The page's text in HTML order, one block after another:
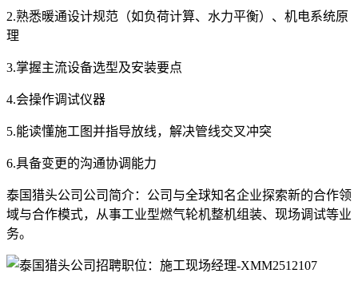
2.熟悉暖通设计规范（如负荷计算、水力平衡）、机电系统原
理
3.掌握主流设备选型及安装要点
4.会操作调试仪器
5.能读懂施工图并指导放线，解决管线交叉冲突
6.具备变更的沟通协调能力
泰国猎头公司公司简介：公司与全球知名企业探索新的合作领
域与合作模式，从事工业型燃气轮机整机组装、现场调试等业
务。